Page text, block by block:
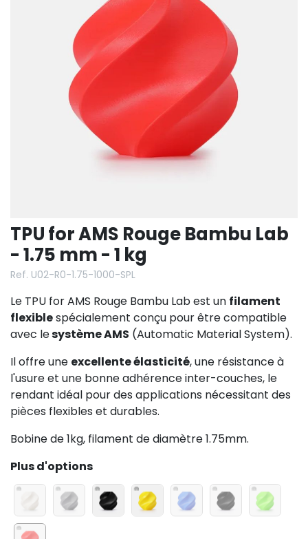
TPU for AMS Rouge Bambu Lab
- 1.75 mm - 1 kg
Ref. U02-R0-1.75-1000-SPL
Le TPU for AMS Rouge Bambu Lab est un filament
flexiblespécialement conçu pour être compatible
avec lesystème AMS (Automatic Material System).
Il offre une excellente élasticité, une résistance à
l'usure et une bonne adhérence inter-couches, le
rendant idéal pour des applications nécessitant des
pièces flexibles et durables.
Bobine de 1kg, filament de diamètre 1.75mm.
Plus d'options